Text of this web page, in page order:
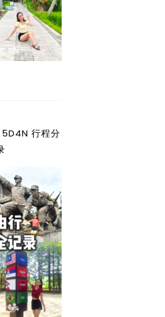
5D4N 行程分